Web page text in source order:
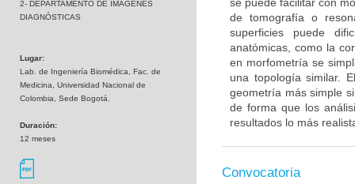
2- DEPARTAMENTO DE IMÁGENES
DIAGNÓSTICAS
Lugar:
Lab. de Ingeniería Biomédica, Fac. de
Medicina, Universidad Nacional de
Colombia, Sede Bogotá.
Duración:
12 meses
de tomografía o
superficies puede
anatómicas, como la
en morfometría se
una topología similar.
geometría más simple
de forma que los
resultados lo más
Convocatoria